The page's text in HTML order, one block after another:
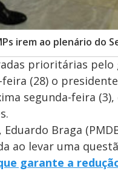
irem ao plenário do
prioritárias pelo
(28) o presidente
segunda-feira
Braga
ao levar uma
garante a